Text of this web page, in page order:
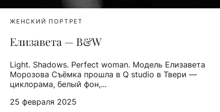
ЖЕНСКИЙ ПОРТРЕТ
Елизавета — B&W
Light. Shadows. Perfect woman. Модель Елизавета
Морозова Съёмка прошла в Q studio в Твери —
циклорама, белый фон,...
25 февраля 2025